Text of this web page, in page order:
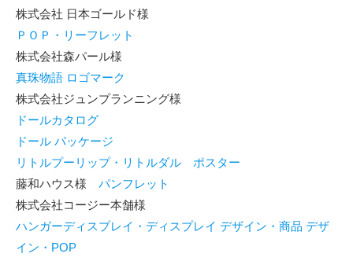
株式会社 日本ゴールド様
ＰＯＰ・リーフレット
株式会社森パール様
真珠物語 ロゴマーク
株式会社ジュンプランニング様
ドールカタログ
ドール パッケージ
リトルプーリップ・リトルダル ポスター
藤和ハウス様 パンフレット
株式会社コージー本舗様
ハンガーディスプレイ・ディスプレイ デザイン・商品 デザ
イン・POP